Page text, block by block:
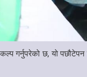
गर्नुपरेको छ, यो